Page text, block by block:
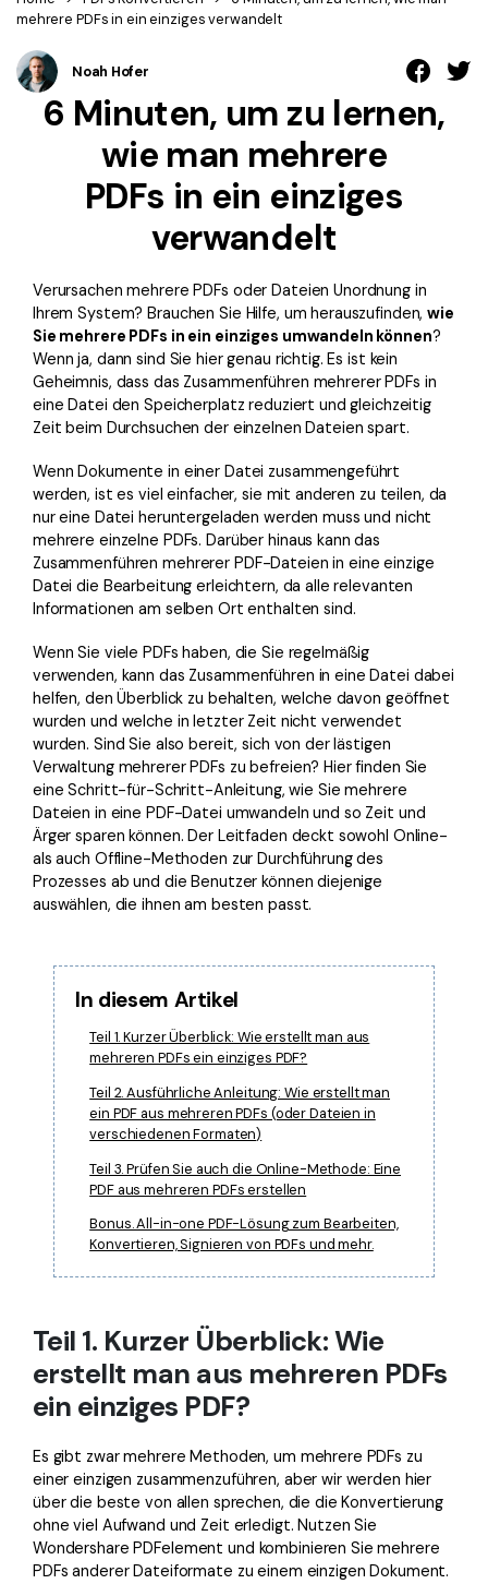
PDF OCR
eSign PDFs rechtmäßig
Branchen
Rechtliches
Gesundheitswesen
Finanzen
Regierung
Veröffentlichung
Freiberufler
Alle PDF-Funktionen
Kontakt zum Support
Benutzerhandbuch
PDFelement für Windows
PDFelement für Mac
Mehr erfahren
Bewertungen
Sehen Sie, was unsere Nutzer sagen.
Kostenlose PDF-Vorlagen
Bearbeiten, Drucken und Anpassen von kostenlosen Vorlagen.
PDF-Wissen
PDF-bezogene Informationen, die Sie benötigen.
Download-Zentrum
Laden Sie die leistungsstärksten und einfachsten PDF-Tools
mehrere PDFs in ein einziges verwandelt
Noah Hofer
6 Minuten, um zu lernen,
wie man mehrere
PDFs in ein einziges
verwandelt
Verursachen mehrere PDFs oder Dateien Unordnung in
Ihrem System? Brauchen Sie Hilfe, um herauszufinden,wie
Sie mehrere PDFs in ein einziges umwandeln können?
Wenn ja, dann sind Sie hier genau richtig. Es ist kein
Geheimnis, dass das Zusammenführen mehrerer PDFs in
eine Datei den Speicherplatz reduziert und gleichzeitig
Zeit beim Durchsuchen der einzelnen Dateien spart.
Wenn Dokumente in einer Datei zusammengeführt
werden, ist es viel einfacher, sie mit anderen zu teilen, da
nur eine Datei heruntergeladen werden muss und nicht
mehrere einzelne PDFs. Darüber hinaus kann das
Zusammenführen mehrerer PDF-Dateien in eine einzige
Datei die Bearbeitung erleichtern, da alle relevanten
Informationen am selben Ort enthalten sind.
Wenn Sie viele PDFs haben, die Sie regelmäßig
verwenden, kann das Zusammenführen in eine Datei dabei
helfen, den Überblick zu behalten, welche davon geöffnet
wurden und welche in letzter Zeit nicht verwendet
wurden. Sind Sie also bereit, sich von der lästigen
Verwaltung mehrerer PDFs zu befreien? Hier finden Sie
eine Schritt-für-Schritt-Anleitung, wie Sie mehrere
Dateien in eine PDF-Datei umwandeln und so Zeit und
Ärger sparen können. Der Leitfaden deckt sowohl Online-
als auch Offline-Methoden zur Durchführung des
Prozesses ab und die Benutzer können diejenige
auswählen, die ihnen am besten passt.
In diesem Artikel
Teil 1. Kurzer Überblick: Wie erstellt man aus
mehreren PDFs ein einziges PDF?
Teil 2. Ausführliche Anleitung: Wie erstellt man
ein PDF aus mehreren PDFs (oder Dateien in
verschiedenen Formaten)
Teil 3. Prüfen Sie auch die Online-Methode: Eine
PDF aus mehreren PDFs erstellen
Bonus. All-in-one PDF-Lösung zum Bearbeiten,
Konvertieren, Signieren von PDFs und mehr.
Teil 1. Kurzer Überblick: Wie
erstellt man aus mehreren PDFs
ein einziges PDF?
Es gibt zwar mehrere Methoden, um mehrere PDFs zu
einer einzigen zusammenzuführen, aber wir werden hier
über die beste von allen sprechen, die die Konvertierung
ohne viel Aufwand und Zeit erledigt. Nutzen Sie
Wondershare PDFelement und kombinieren Sie mehrere
PDFs anderer Dateiformate zu einem einzigen Dokument.